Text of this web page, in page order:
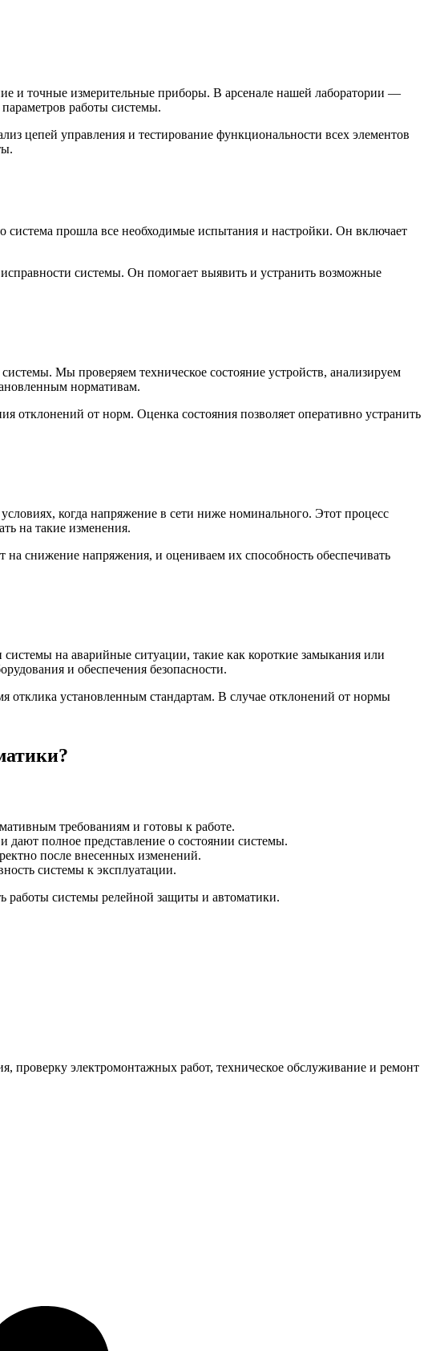
и точные измерительные приборы. В арсенале нашей лаборатории —
работы системы.
цепей управления и тестирование функциональности всех элементов
прошла все необходимые испытания и настройки. Он включает
системы. Он помогает выявить и устранить возможные
Мы проверяем техническое состояние устройств, анализируем
нормативам.
отклонений от норм. Оценка состояния позволяет оперативно устранить
когда напряжение в сети ниже номинального. Этот процесс
на такие изменения.
снижение напряжения, и оцениваем их способность обеспечивать
на аварийные ситуации, такие как короткие замыкания или
и обеспечения безопасности.
отклика установленным стандартам. В случае отклонений от нормы
требованиям и готовы к работе.
дают полное представление о состоянии системы.
после внесенных изменений.
системы к эксплуатации.
работы системы релейной защиты и автоматики.
проверку электромонтажных работ, техническое обслуживание и ремонт